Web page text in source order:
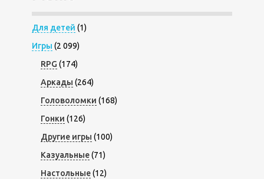
Для детей (1)
Игры (2 099)
RPG (174)
Аркады (264)
Головоломки (168)
Гонки (126)
Другие игры (100)
Казуальные(71)
Настольные(12)